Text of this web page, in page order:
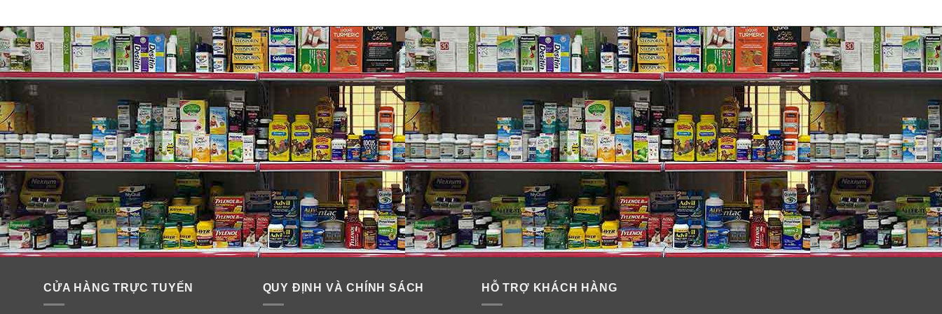
Hướng dẫn sử dụng xịt muối làm dịu mũi bằng lô hội Zarbee’s Naturals Soothing Saline Nasal
Mist
Để rửa và làm sạch đường mũi, nghiêng đầu người dùng sang một bên trên bồn rửa. Đưa vòi phun vào một lỗ mũi. Nhấn mạnh thiết bị truyền động cho đến khi sương
CỬA HÀNG TRỰC TUYẾN QUY ĐỊNH VÀ CHÍNH SÁCH HỖ TRỢ KHÁCH HÀNG